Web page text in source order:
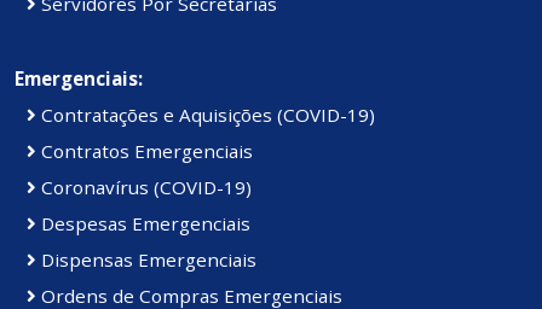
Emergenciais:
Contratações e Aquisições (COVID-19)
Contratos Emergenciais
Coronavírus (COVID-19)
Despesas Emergenciais
Dispensas Emergenciais
Ordens de Compras Emergenciais